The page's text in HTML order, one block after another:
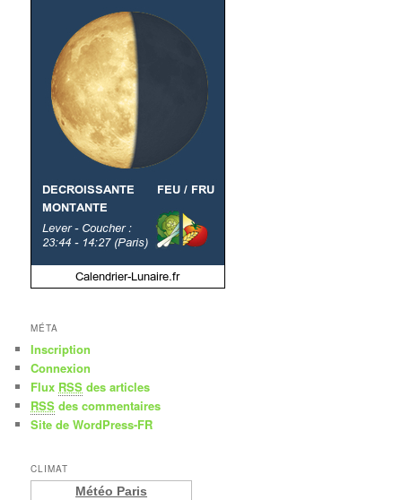
MÉTA
Inscription
Connexion
Flux RSS des articles
RSS des commentaires
Site de WordPress-FR
CLIMAT
Météo Paris